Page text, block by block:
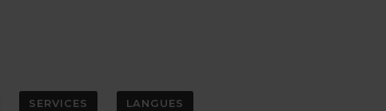
SERVICES LANGUES